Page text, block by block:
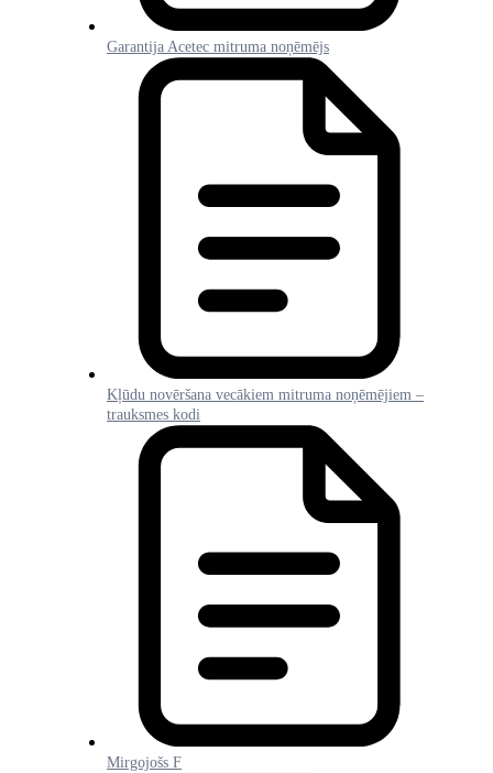
Garantija Acetec mitruma noņēmējs
Kļūdu novēršana vecākiem mitruma noņēmējiem –
trauksmes kodi
Mirgojošs F